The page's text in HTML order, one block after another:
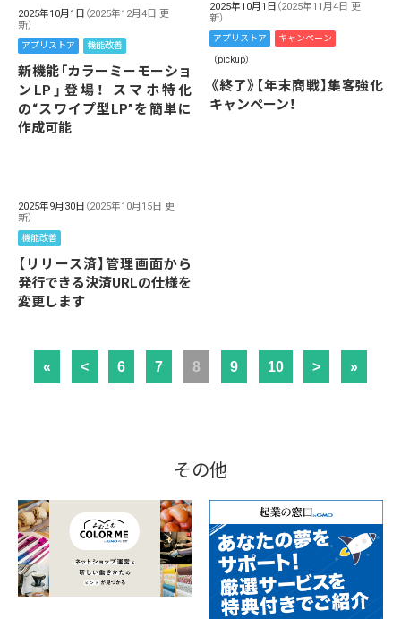
2025年10月1日 （2025年12月4日 更
新）
アプリストア 機能改善
新機能「カラーミーモーショ
ンLP」登場！ スマホ特化
の“スワイプ型LP”を簡単に
作成可能
2025年10月1日 （2025年11月4日 更
新）
アプリストア キャンペーン
（pickup）
《終了》【年末商戦】集客強化
キャンペーン！
2025年9月30日 （2025年10月15日 更
新）
機能改善
【リリース済】管理画面から
発行できる決済URLの仕様を
変更します
« < 6 7 8 9 10 > »
その他